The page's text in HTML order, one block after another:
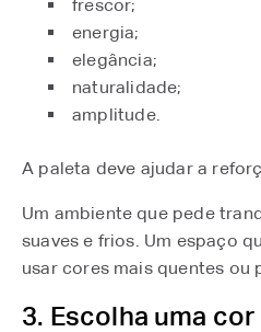
frescor;
energia;
elegância;
naturalidade;
amplitude.
A paleta deve ajudar a
Um ambiente que pede
suaves e frios. Um espaço
usar cores mais quentes ou
3. Escolha uma cor